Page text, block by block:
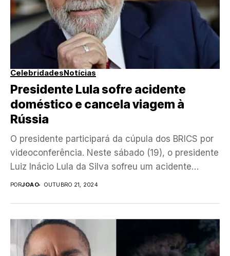
CelebridadesNotícias
Presidente Lula sofre acidente
doméstico e cancela viagem à
Rússia
O presidente participará da cúpula dos BRICS por
videoconferência. Neste sábado (19), o presidente
Luiz Inácio Lula da Silva sofreu um acidente
doméstico...
PORJOAO OUTUBRO 21, 2024